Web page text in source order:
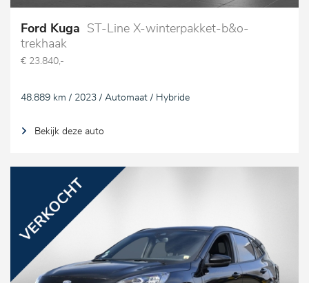
Ford Kuga
ST-Line X-winterpakket-b&o-
trekhaak
€ 23.840,-
48.889 km / 2023 / Automaat / Hybride
Bekijk deze auto